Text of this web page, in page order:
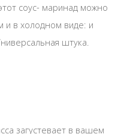
соус- маринад можно
в холодном виде: и
штука.
загустевает в вашем